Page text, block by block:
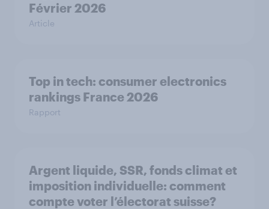
Février 2026
Article
Top in tech: consumer electronics
rankings France 2026
Rapport
Argent liquide, SSR, fonds climat et
imposition individuelle: comment
compte voter l’électorat suisse?